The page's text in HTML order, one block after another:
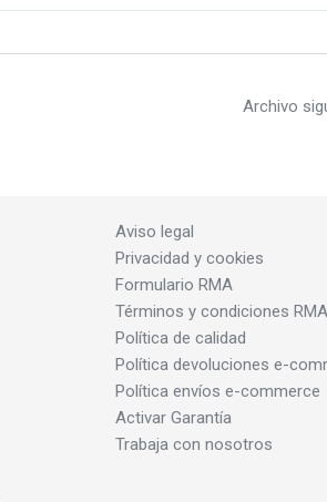
Archivo
Aviso legal
Privacidad y cookies
Formulario RMA
Términos y condiciones RMA
Política de calidad
Política devoluciones e-
Política envíos e-commerce
Activar Garantía
Trabaja con nosotros